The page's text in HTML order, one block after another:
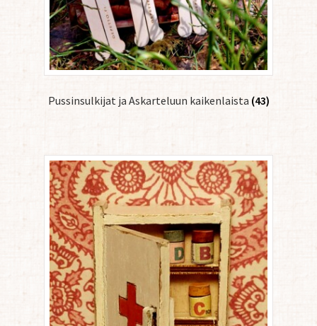
Pussinsulkijat ja Askarteluun kaikenlaista (43)